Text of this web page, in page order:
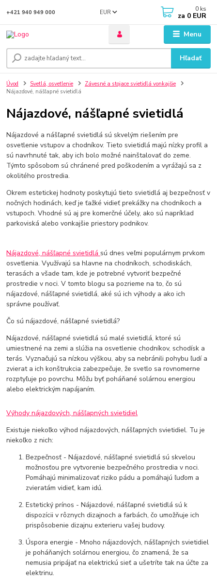
Menu
EUR
Hľadať
+421 940 949 000 0 ks
za 0 EUR
Úvod Svetlá, osvetlenie
Závesné a stojace svietidlá vonkajšie
Nájazdové, nášľapné svietidlá
Nájazdové, nášľapné svietidlá
Nájazdové a nášľapné svietidlá sú skvelým riešením pre
osvetlenie vstupov a chodníkov. Tieto svietidlá majú nízky profil a
sú navrhnuté tak, aby ich bolo možné nainštalovať do zeme.
Týmto spôsobom sú chránené pred poškodením a vyrážajú sa z
okolitého prostredia.
Okrem estetickej hodnoty poskytujú tieto svietidlá aj bezpečnosť v
nočných hodinách, keď je ťažké vidieť prekážky na chodníkoch a
vstupoch. Vhodné sú aj pre komerčné účely, ako sú napríklad
parkoviská alebo vonkajšie priestory podnikov.
Nájazdové, nášľapné svietidlá sú dnes veľmi populárnym prvkom
osvetlenia. Využívajú sa hlavne na chodníkoch, schodiskách,
terasách a všade tam, kde je potrebné vytvoriť bezpečné
prostredie v noci. V tomto blogu sa pozrieme na to, čo sú
nájazdové, nášľapné svietidlá, aké sú ich výhody a ako ich
správne používať.
Čo sú nájazdové, nášľapné svietidlá?
Nájazdové, nášľapné svietidlá sú malé svietidlá, ktoré sú
umiestnené na zemi a slúžia na osvetlenie chodníkov, schodísk a
terás. Vyznačujú sa nízkou výškou, aby sa nebránili pohybu ľudí a
zvierat a ich konštrukcia zabezpečuje, že svetlo sa rovnomerne
rozptyľuje po povrchu. Môžu byť poháňané solárnou energiou
alebo elektrickým napájaním.
Výhody nájazdových, nášľapných svietidiel
Existuje niekoľko výhod nájazdových, nášľapných svietidiel. Tu je
niekoľko z nich:
Bezpečnosť - Nájazdové, nášľapné svietidlá sú skvelou
možnosťou pre vytvorenie bezpečného prostredia v noci.
Pomáhajú minimalizovať riziko pádu a pomáhajú ľuďom a
zvieratám vidieť, kam idú.
Estetický prínos - Nájazdové, nášľapné svietidlá sú k
dispozícii v rôznych dizajnoch a farbách, čo umožňuje ich
prispôsobenie dizajnu exterieru vašej budovy.
Úspora energie - Mnoho nájazdových, nášľapných svietidiel
je poháňaných solárnou energiou, čo znamená, že sa
nemusia pripájať na elektrickú sieť a ušetríte tak na účte za
elektrinu.